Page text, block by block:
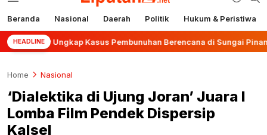
liputan24.net
Beranda Nasional Daerah Politik Hukum & Peristiwa
HEADLINE
Ungkap Kasus Pembunuhan Berencana di Sungai Pinang
Home Nasional
‘Dialektika di Ujung Joran’ Juara I
Lomba Film Pendek Dispersip
Kalsel